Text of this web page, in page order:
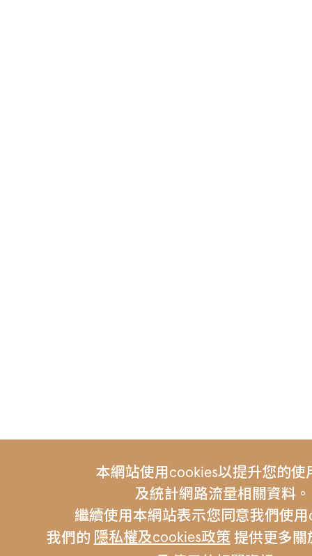
本網站使用cookies以提升您的使
及統計網路流量相關資料。
繼續使用本網站表示您同意我們使
我們的 隱私權及cookies政策 提供更多關